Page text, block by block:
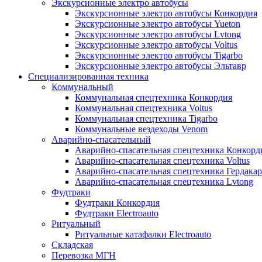
Экскурсионные электро автобусы
Экскурсионные электро автобусы Конкордия
Экскурсионные электро автобусы Yueton
Экскурсионные электро автобусы Lvtong
Экскурсионные электро автобусы Voltus
Экскурсионные электро автобусы Tigarbo
Экскурсионные электро автобусы Эльтавр
Специализированная техника
Коммунальный
Коммунальная спецтехника Конкордия
Коммунальная спецтехника Voltus
Коммунальная спецтехника Tigarbo
Коммунальные вездеходы Venom
Аварийно-спасательный
Аварийно-спасательная спецтехника
Аварийно-спасательная спецтехника Voltus
Аварийно-спасательная спецтехника Гердакар
Аварийно-спасательная спецтехника Lvtong
Фудтраки
Фудтраки Конкордия
Фудтраки Electroauto
Ритуальный
Ритуальные катафалки Electroauto
Складская
Перевозка МГН